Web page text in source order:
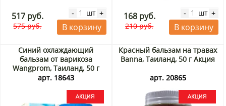
517 руб.
575 руб.
- шт +
В корзину
168 руб.
210 руб.
- шт +
В корзину
Синий охлаждающий
бальзам от варикоза
Wangprom, Таиланд, 50 г
Акция
арт. 18643
Красный бальзам на травах
Banna, Таиланд, 50 г Акция
арт. 20865